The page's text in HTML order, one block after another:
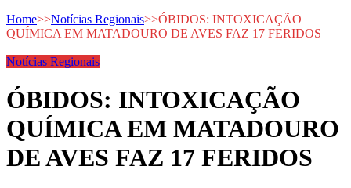
Home>>Notícias Regionais>>ÓBIDOS: INTOXICAÇÃO
QUÍMICA EM MATADOURO DE AVES FAZ 17 FERIDOS
Notícias Regionais
ÓBIDOS: INTOXICAÇÃO
QUÍMICA EM MATADOURO
DE AVES FAZ 17 FERIDOS